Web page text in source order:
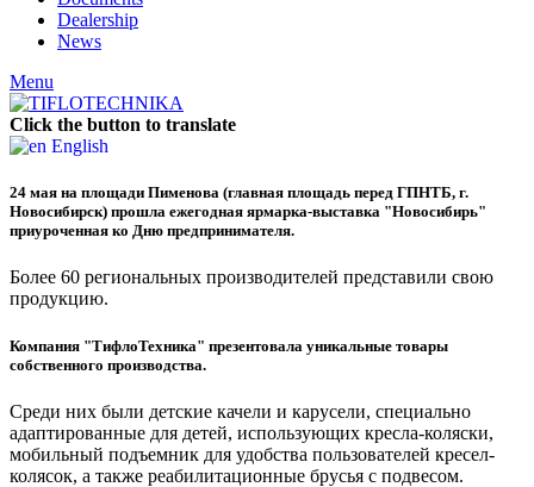
Dealership
News
Menu
Click the button to translate
English
24 мая на площади Пименова (главная площадь перед ГПНТБ, г.
Новосибирск) прошла ежегодная ярмарка-выставка "Новосибирь"
приуроченная ко Дню предпринимателя.
Более 60 региональных производителей представили свою
продукцию.
Компания "ТифлоТехника" презентовала уникальные товары
собственного производства.
Среди них были детские качели и карусели, специально
адаптированные для детей, использующих кресла-коляски,
мобильный подъемник для удобства пользователей кресел-
колясок, а также реабилитационные брусья с подвесом.